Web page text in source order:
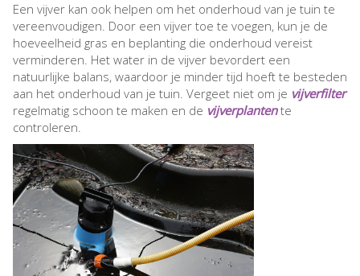
Een vijver kan ook helpen om het onderhoud van je tuin te
vereenvoudigen. Door een vijver toe te voegen, kun je de
hoeveelheid gras en beplanting die onderhoud vereist
verminderen. Het water in de vijver bevordert een
natuurlijke balans, waardoor je minder tijd hoeft te besteden
aan het onderhoud van je tuin. Vergeet niet om je vijverfilter
regelmatig schoon te maken en de vijverplanten te
controleren.